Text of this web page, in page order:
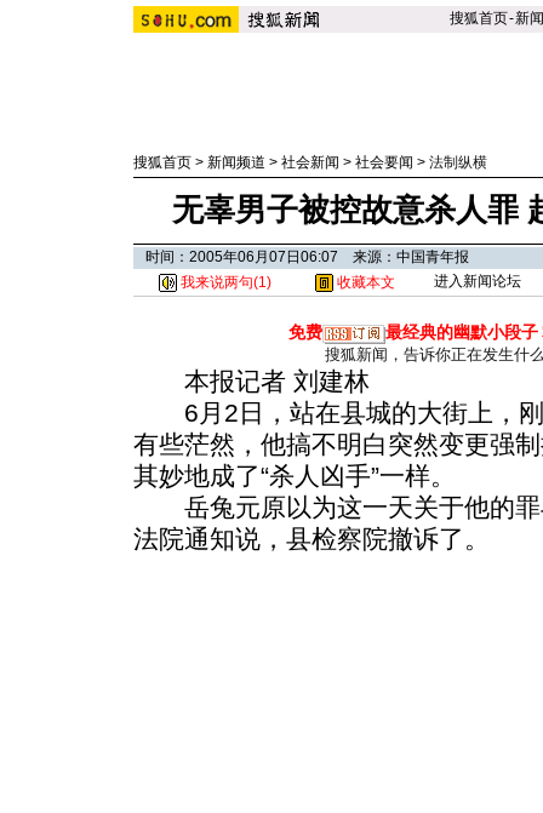
搜狐首页-新闻
搜狐首页 > 新闻频道 > 社会新闻 > 社会要闻 > 法制纵横
无辜男子被控故意杀人罪
时间：2005年06月07日06:07 来源：中国青年报
我来说两句(1) 收藏本文 进入新闻论坛
免费 最经典的幽默小段子
搜狐新闻，告诉你正在发生什
本报记者 刘建林
6月2日，站在县城的大街上，刚
有些茫然，他搞不明白突然变更强
其妙地成了“杀人凶手”一样。
岳兔元原以为这一天关于他的罪
法院通知说，县检察院撤诉了。